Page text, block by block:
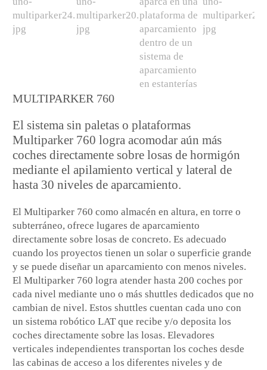
MULTIPARKER 760
El sistema sin paletas o plataformas
Multiparker 760 logra acomodar aún más
coches directamente sobre losas de hormigón
mediante el apilamiento vertical y lateral de
hasta 30 niveles de aparcamiento.
El Multiparker 760 como almacén en altura, en torre o
subterráneo, ofrece lugares de aparcamiento
directamente sobre losas de concreto. Es adecuado
cuando los proyectos tienen un solar o superficie grande
y se puede diseñar un aparcamiento con menos niveles.
El Multiparker 760 logra atender hasta 200 coches por
cada nivel mediante uno o más shuttles dedicados que no
cambian de nivel. Estos shuttles cuentan cada uno con
un sistema robótico LAT que recibe y/o deposita los
coches directamente sobre las losas. Elevadores
verticales independientes transportan los coches desde
las cabinas de acceso a los diferentes niveles y de